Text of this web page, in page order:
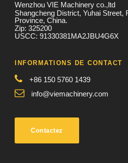
Wenzhou VIE Machinery co.,ltd
Shangcheng District, Yuhai Street,
Province, China.
Zip: 325200
USCC: 91330381MA2JBU4G6X
INFORMATIONS DE CONTACT
+86 150 5760 1439
info@viemachinery.com
Contactez